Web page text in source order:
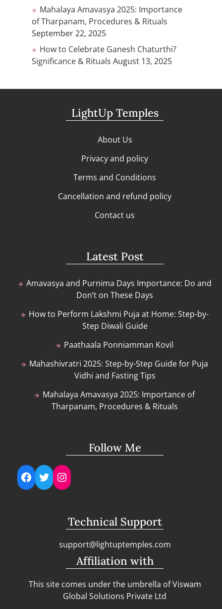
Mahalaya Amavasya 2025: Importance
of Tharpanam, Procedures & Rituals
September 22, 2025
How to Celebrate Ganesh Chaturthi?
Significance & Rituals August 13, 2025
LightUp Temples
About Us
Privacy and policy
Terms and Conditions
Cancellation and refund policy
Contact us
Latest Post
Amavasya and Purnima Days Importance: Do and
Don’t on These Days
How to Perform Lakshmi Puja at Home: Step-by-
Step Diwali Guide
Paathaala Ponniamman Kovil
Mahashivratri 2025: Step-by-Step Guide for Puja
Vidhi and Fasting Tips
Mahalaya Amavasya 2025: Importance of
Tharpanam, Procedures & Rituals
Follow Me
Facebook
TwitterInstagram
Technical Support
support@lightuptemples.com
Affiliation with
This site comes under the umbrella of Viswam
Global Solutions Private Ltd